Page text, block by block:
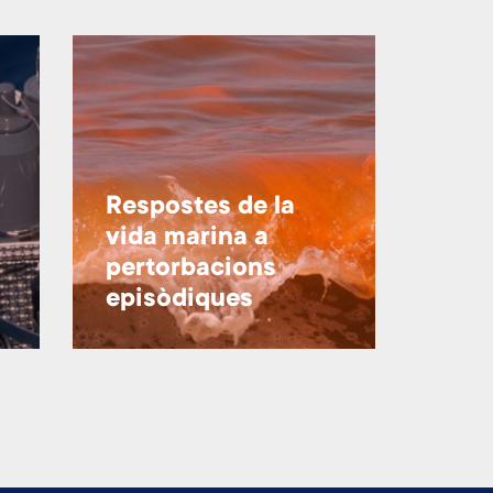
Respostes de la
vida marina a
pertorbacions
episòdiques